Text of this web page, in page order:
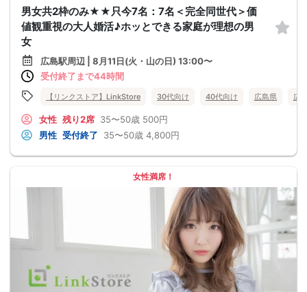
男女共2枠のみ★★只今7名：7名＜完全同世代＞価
値観重視の大人婚活♪ホッとできる家庭が理想の男
女
広島駅周辺 | 8月11日(火・山の日) 13:00〜
受付終了まで44時間
【リンクストア】LinkStore 30代向け 40代向け 広島県 広
女性 残り2席 35〜50歳 500円
男性 受付終了 35〜50歳 4,800円
女性満席！